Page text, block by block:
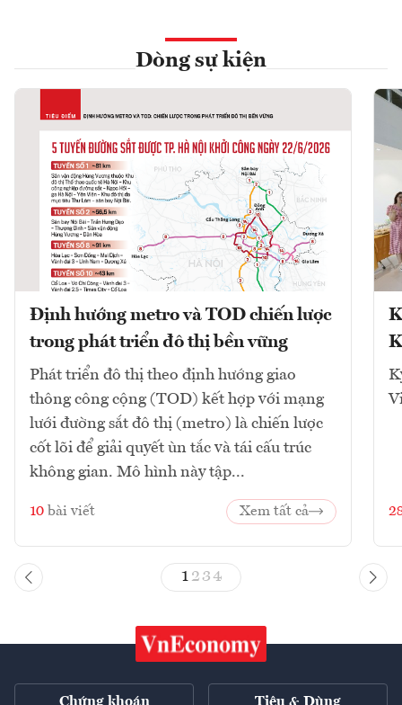
Dòng sự kiện
Định hướng metro và TOD chiến lược
trong phát triển đô thị bền vững
Phát triển đô thị theo định hướng giao
thông công cộng (TOD) kết hợp với mạng
lưới đường sắt đô thị (metro) là chiến lược
cốt lõi để giải quyết ùn tắc và tái cấu trúc
không gian. Mô hình này tập...
10 bài viết Xem tất cả
1 23 4
Chứng khoán Tiêu & Dùng